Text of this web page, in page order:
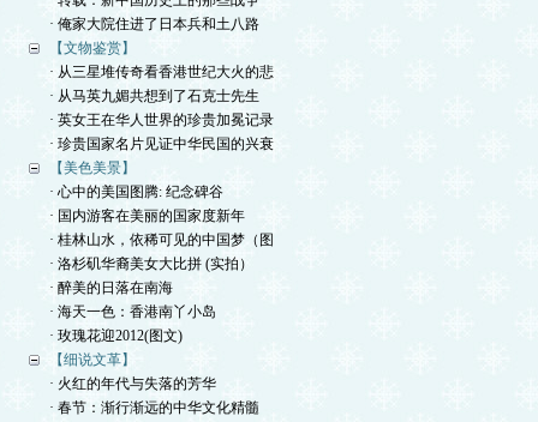
· 俺家大院住进了日本兵和土八路
【文物鉴赏】
· 从三星堆传奇看香港世纪大火的悲
· 从马英九媚共想到了石克士先生
· 英女王在华人世界的珍贵加冕记录
· 珍贵国家名片见证中华民国的兴衰
【美色美景】
· 心中的美国图腾: 纪念碑谷
· 国内游客在美丽的国家度新年
· 桂林山水，依稀可见的中国梦（图
· 洛杉矶华裔美女大比拼 (实拍）
· 醉美的日落在南海
· 海天一色：香港南丫小岛
· 玫瑰花迎2012(图文)
【细说文革】
· 火红的年代与失落的芳华
· 春节：渐行渐远的中华文化精髓